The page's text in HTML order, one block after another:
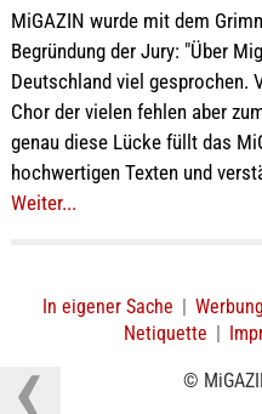
MiGAZIN wurde mit dem
Begründung der Jury: "Über
Deutschland viel gesprochen.
Chor der vielen fehlen aber
genau diese Lücke füllt das
hochwertigen Texten und
Weiter...
In eigener Sache
Netiquette
©